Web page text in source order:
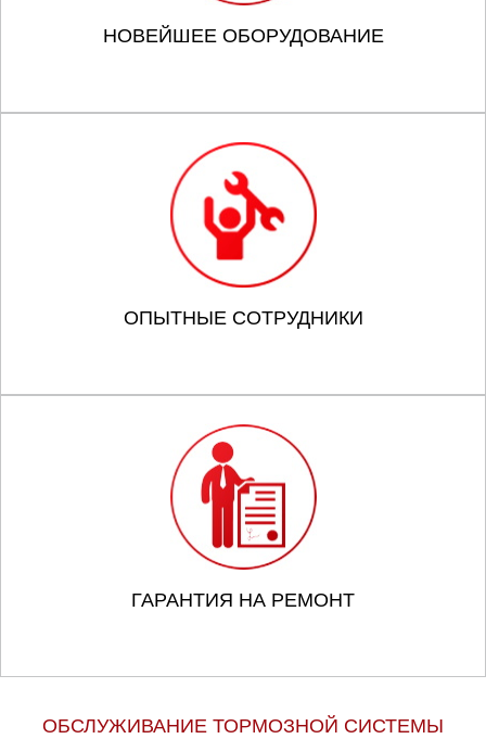
НОВЕЙШЕЕ ОБОРУДОВАНИЕ
ОПЫТНЫЕ СОТРУДНИКИ
ГАРАНТИЯ НА РЕМОНТ
ОБСЛУЖИВАНИЕ ТОРМОЗНОЙ СИСТЕМЫ